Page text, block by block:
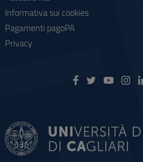
Informativa sui cookies
Pagamenti pagoPA
Privacy